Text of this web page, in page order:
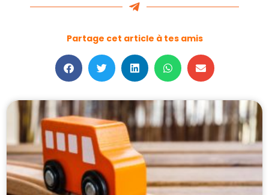
Partage cet article à tes amis